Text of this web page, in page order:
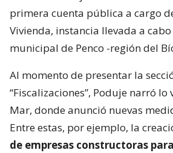
primera cuenta pública a cargo
Vivienda, instancia llevada a
municipal de Penco -región del
Al momento de presentar la
“Fiscalizaciones”, Poduje narró lo
Mar, donde anunció nuevas
Entre estas, por ejemplo, la
de empresas constructoras